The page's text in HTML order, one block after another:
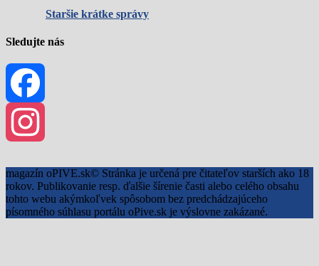
Staršie krátke správy
Sledujte nás
Facebook
magazín oPIVE.sk© Stránka je určená pre čitateľov starších ako 18
rokov. Publikovanie resp. ďalšie šírenie časti alebo celého obsahu
tohto webu akýmkoľvek spôsobom bez predchádzajúceho
písomného súhlasu portálu oPive.sk je výslovne zakázané.